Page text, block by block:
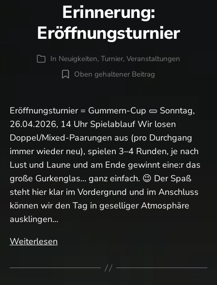
Cup!
Erinnerung:
Eröffnungsturnier
Kategorien
In Neuigkeiten, Turnier, Veranstaltungen
Oben gehaltener Beitrag
Eröffnungsturnier = Gummern-Cup 🥒 Sonntag,
26.04.2026, 14 Uhr Spielablauf Wir losen
Doppel/Mixed-Paarungen aus (pro Durchgang
immer wieder neu), spielen 3–4 Runden, je nach
Lust und Laune und am Ende gewinnt eine:r das
große Gurkenglas… ganz einfach. 😉 Der Spaß
steht hier klar im Vordergrund und im Anschluss
können wir den Tag in geselliger Atmosphäre
ausklingen…
Weiterlesen